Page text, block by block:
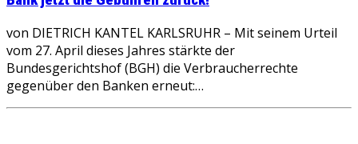
von DIETRICH KANTEL KARLSRUHR – Mit seinem Urteil
vom 27. April dieses Jahres stärkte der
Bundesgerichtshof (BGH) die Verbraucherrechte
gegenüber den Banken erneut:…